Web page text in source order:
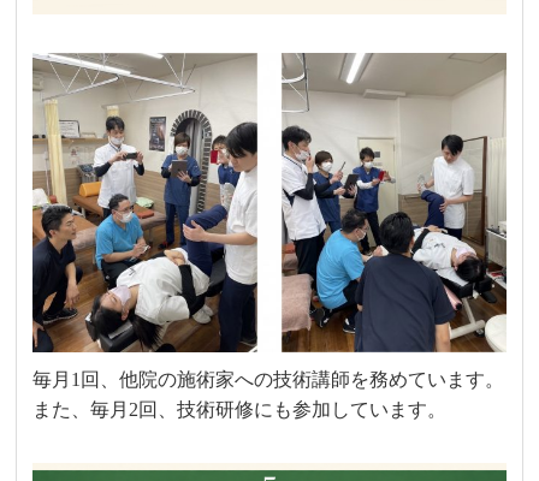
毎月1回、他院の施術家への技術講師を務めています。
また、毎月2回、技術研修にも参加しています。